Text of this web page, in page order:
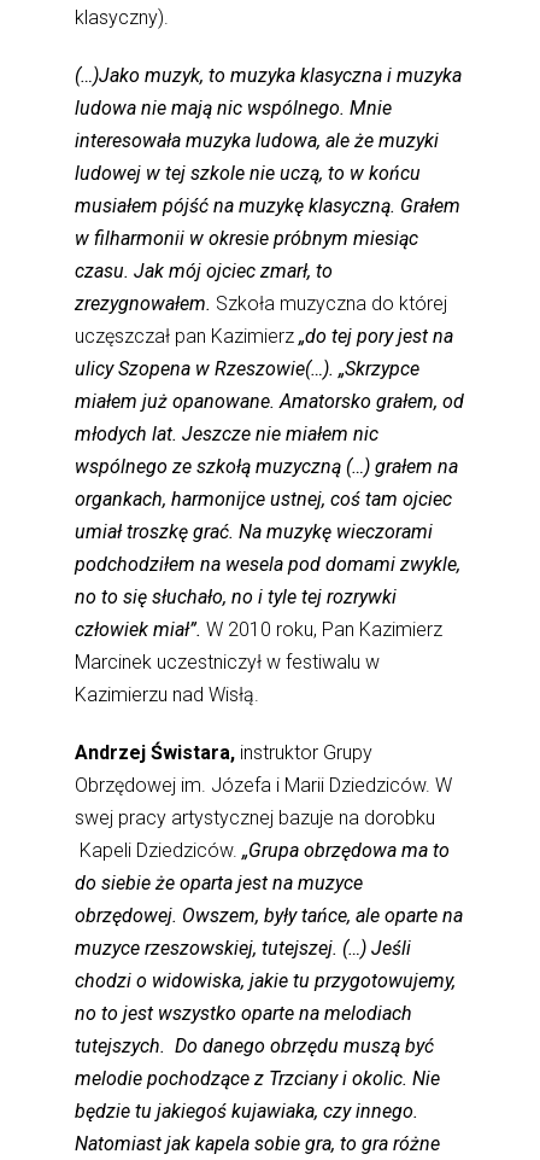
klasyczny).
(…)Jako muzyk, to muzyka klasyczna i muzyka
ludowa nie mają nic wspólnego. Mnie
interesowała muzyka ludowa, ale że muzyki
ludowej w tej szkole nie uczą, to w końcu
musiałem pójść na muzykę klasyczną. Grałem
w filharmonii w okresie próbnym miesiąc
czasu. Jak mój ojciec zmarł, to
zrezygnowałem. Szkoła muzyczna do której
uczęszczał pan Kazimierz„do tej pory jest na
ulicy Szopena w Rzeszowie(…). „Skrzypce
miałem już opanowane. Amatorsko grałem, od
młodych lat. Jeszcze nie miałem nic
wspólnego ze szkołą muzyczną (…) grałem na
organkach, harmonijce ustnej, coś tam ojciec
umiał troszkę grać. Na muzykę wieczorami
podchodziłem na wesela pod domami zwykle,
no to się słuchało, no i tyle tej rozrywki
człowiek miał”. W 2010 roku, Pan Kazimierz
Marcinek uczestniczył w festiwalu w
Kazimierzu nad Wisłą.
Andrzej Świstara, instruktor Grupy
Obrzędowej im. Józefa i Marii Dziedziców. W
swej pracy artystycznej bazuje na dorobku
Kapeli Dziedziców.„Grupa obrzędowa ma to
do siebie że oparta jest na muzyce
obrzędowej. Owszem, były tańce, ale oparte na
muzyce rzeszowskiej, tutejszej. (…) Jeśli
chodzi o widowiska, jakie tu przygotowujemy,
no to jest wszystko oparte na melodiach
tutejszych. Do danego obrzędu muszą być
melodie pochodzące z Trzciany i okolic. Nie
będzie tu jakiegoś kujawiaka, czy innego.
Natomiast jak kapela sobie gra, to gra różne